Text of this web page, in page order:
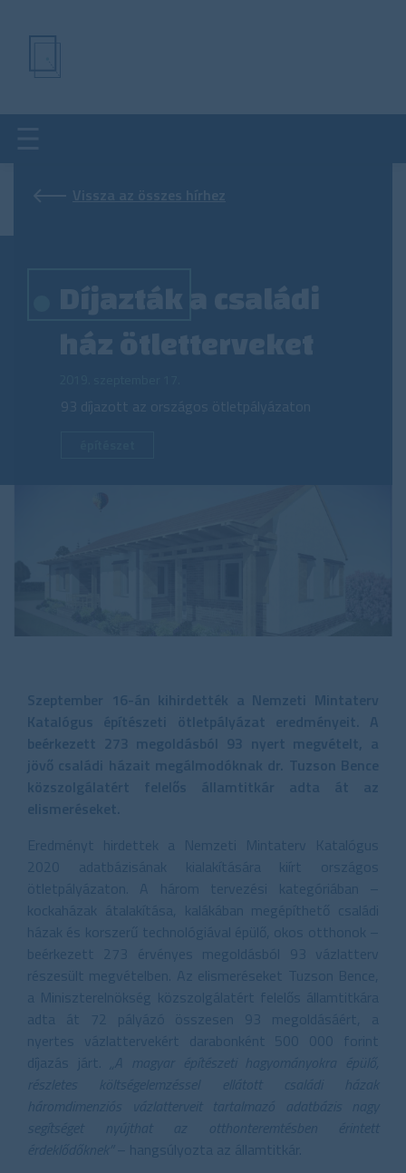
Vissza az összes hírhez
Díjazták a családi
ház ötletterveket
93 díjazott az országos ötletpályázaton
Szeptember 16-án kihirdették a Nemzeti Mintaterv
Katalógus építészeti ötletpályázat eredményeit. A
beérkezett 273 megoldásból 93 nyert megvételt, a
jövő családi házait megálmodóknak dr. Tuzson Bence
közszolgálatért felelős államtitkár adta át az
elismeréseket.
Eredményt hirdettek a Nemzeti Mintaterv Katalógus
2020 adatbázisának kialakítására kiírt országos
ötletpályázaton. A három tervezési kategóriában –
kockaházak átalakítása, kalákában megépíthető családi
házak és korszerű technológiával épülő, okos otthonok –
beérkezett 273 érvényes megoldásból 93 vázlatterv
részesült megvételben. Az elismeréseket Tuzson Bence,
a Miniszterelnökség közszolgálatért felelős államtitkára
adta át 72 pályázó összesen 93 megoldásáért, a
nyertes vázlattervekért darabonként 500 000 forint
díjazás járt.
„A magyar építészeti hagyományokra épülő,
részletes költségelemzéssel ellátott családi házak
háromdimenziós vázlatterveit tartalmazó adatbázis nagy
segítséget nyújthat az otthonteremtésben érintett
érdeklődőknek”
– hangsúlyozta az államtitkár.